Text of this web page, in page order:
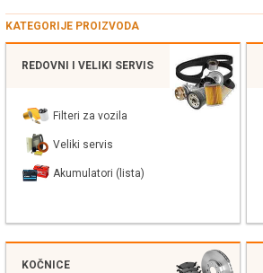
KATEGORIJE PROIZVODA
REDOVNI I VELIKI SERVIS
Filteri za vozila
Veliki servis
Akumulatori (lista)
KOČNICE